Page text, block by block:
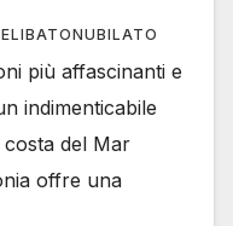
più affascinanti e
indimenticabile
costa del Mar
offre una